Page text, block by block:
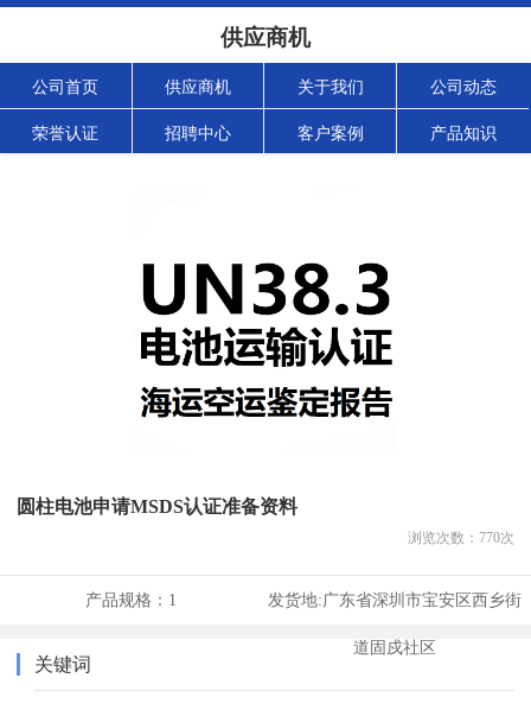
供应商机
公司首页 供应商机 关于我们 公司动态
荣誉认证 招聘中心 客户案例 产品知识
圆柱电池申请MSDS认证准备资料
浏览次数： 770次
产品规格： 1 发货地:广东省深圳市宝安区西乡街
道固戍社区
关键词